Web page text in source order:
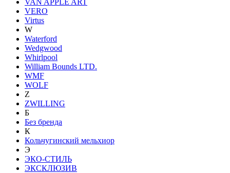
VERO
Virtus
W
Waterford
Wedgwood
Whirlpool
William Bounds LTD.
WMF
WOLF
Z
ZWILLING
Б
Без бренда
К
Кольчугинский мельхиор
Э
ЭКО-СТИЛЬ
ЭКСКЛЮЗИВ